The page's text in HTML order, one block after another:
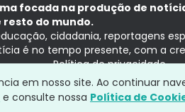
focada na produção de
resto do mundo.
cidadania, reportagens
é no tempo presente, com a
Política de privacidade
em nosso site. Ao continuar
e consulte nossa Política de